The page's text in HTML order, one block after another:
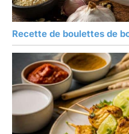
Recette de boulettes de